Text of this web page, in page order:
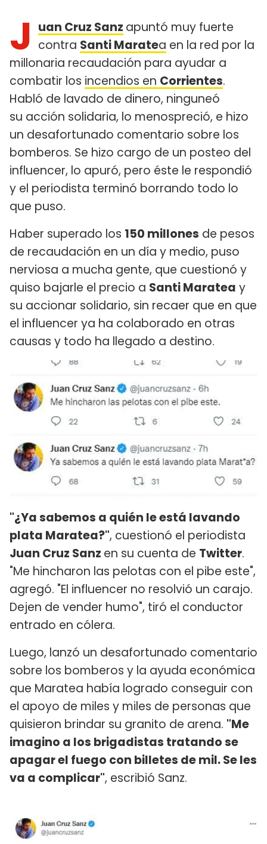
J uan Cruz Sanz apuntó muy fuerte
contra Santi Maratea en la red por la
millonaria recaudación para ayudar a
combatir los incendios en Corrientes.
Habló de lavado de dinero, ninguneó
su acción solidaria, lo menospreció, e hizo
un desafortunado comentario sobre los
bomberos. Se hizo cargo de un posteo del
influencer, lo apuró, pero éste le respondió
y el periodista terminó borrando todo lo
que puso.
Haber superado los 150 millones de pesos
de recaudación en un día y medio, puso
nerviosa a mucha gente, que cuestionó y
quiso bajarle el precio a Santi Maratea y
su accionar solidario, sin recaer que en que
el influencer ya ha colaborado en otras
causas y todo ha llegado a destino.
"¿Ya sabemos a quién le está lavando
plata Maratea?", cuestionó el periodista
Juan Cruz Sanz en su cuenta de Twitter.
"Me hincharon las pelotas con el pibe este",
agregó. "El influencer no resolvió un carajo.
Dejen de vender humo", tiró el conductor
entrado en cólera.
Luego, lanzó un desafortunado comentario
sobre los bomberos y la ayuda económica
que Maratea había logrado conseguir con
el apoyo de miles y miles de personas que
quisieron brindar su granito de arena. "Me
imagino a los brigadistas tratando se
apagar el fuego con billetes de mil. Se les
va a complicar", escribió Sanz.